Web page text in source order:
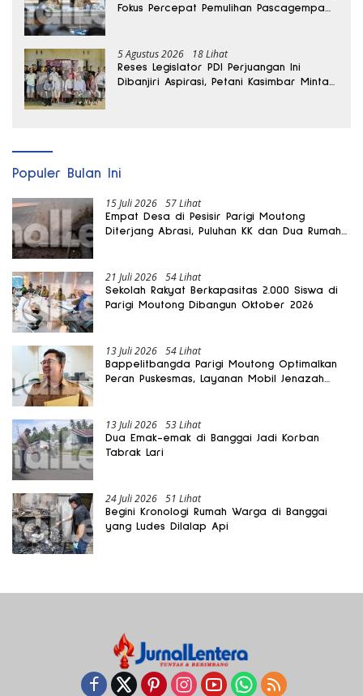
Fokus Percepat Pemulihan Pascagempa
5 Agustus 2026 18 Lihat
Reses Legislator PDI Perjuangan Ini
Dibanjiri Aspirasi, Petani Kasimbar Minta
Populer Bulan Ini
15 Juli 2026 57 Lihat
Empat Desa di Pesisir Parigi Moutong
Diterjang Abrasi, Puluhan KK dan Dua Rumah
21 Juli 2026 54 Lihat
Sekolah Rakyat Berkapasitas 2.000 Siswa di
Parigi Moutong Dibangun Oktober 2026
13 Juli 2026 54 Lihat
Bappelitbangda Parigi Moutong Optimalkan
Peran Puskesmas, Layanan Mobil Jenazah
13 Juli 2026 53 Lihat
Dua Emak-emak di Banggai Jadi Korban
Tabrak Lari
24 Juli 2026 51 Lihat
Begini Kronologi Rumah Warga di Banggai
yang Ludes Dilalap Api